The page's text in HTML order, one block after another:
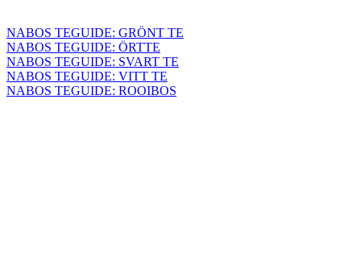
NABOS TEGUIDE: GRÖNT TE
NABOS TEGUIDE: ÖRTTE
NABOS TEGUIDE: SVART TE
NABOS TEGUIDE: VITT TE
NABOS TEGUIDE: ROOIBOS